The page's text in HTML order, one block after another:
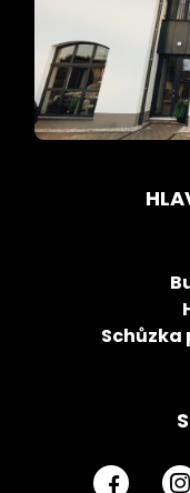
Schůzka